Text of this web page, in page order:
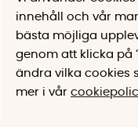
innehåll och vår
bästa möjliga
genom att klicka på
ändra vilka cookies
mer i vår